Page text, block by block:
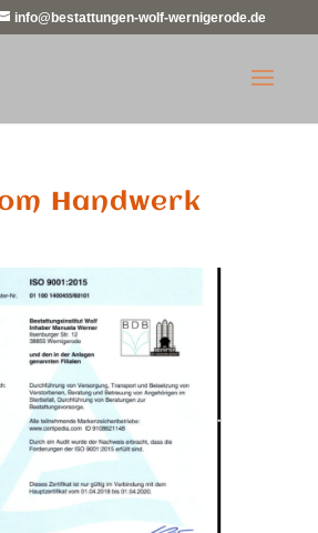
info@bestattungen-wolf-wernigerode.de
Handwerk